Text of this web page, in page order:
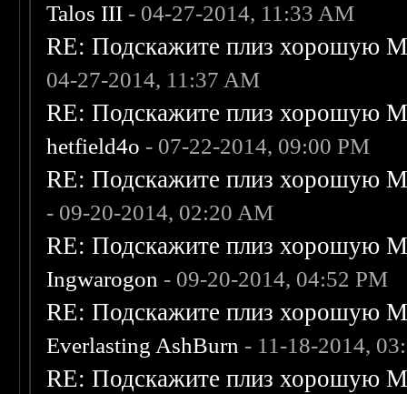
Talos III - 04-27-2014, 11:33 AM
RE: Подскажите плиз хорошую
04-27-2014, 11:37 AM
RE: Подскажите плиз хорошую
hetfield4o - 07-22-2014, 09:00 PM
RE: Подскажите плиз хорошую
- 09-20-2014, 02:20 AM
RE: Подскажите плиз хорошую
Ingwarogon - 09-20-2014, 04:52 PM
RE: Подскажите плиз хорошую
Everlasting AshBurn - 11-18-2014,
RE: Подскажите плиз хорошую